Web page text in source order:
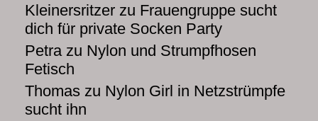
Kleinersritzer zu Frauengruppe sucht
dich für private Socken Party
Petra zu Nylon und Strumpfhosen
Fetisch
Thomas zu Nylon Girl in Netzstrümpfe
sucht ihn